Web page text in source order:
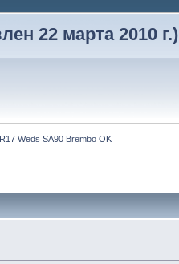
22 марта 2010 г.)
R17 Weds SA90 Brembo OK